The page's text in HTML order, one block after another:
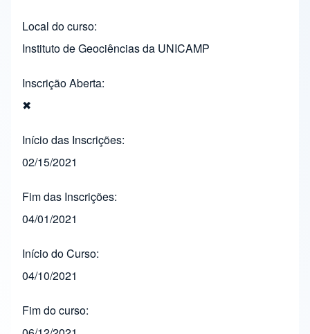
Local do curso
Instituto de Geociências da UNICAMP
Inscrição Aberta
✖
Início das Inscrições
02/15/2021
Fim das Inscrições
04/01/2021
Início do Curso
04/10/2021
Fim do curso